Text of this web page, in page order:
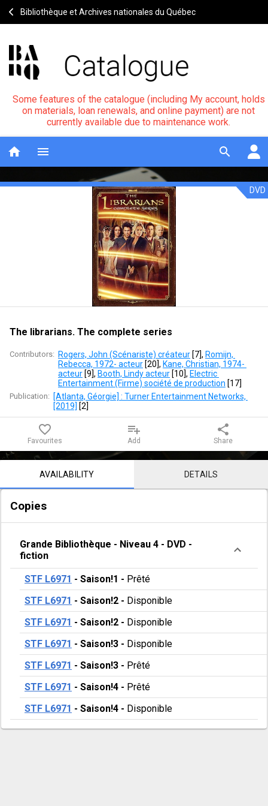
Bibliothèque et Archives nationales du Québec
Some features of the catalogue (including My account, holds
on materials, loan renewals, and online payment) are not
currently available due to maintenance work.
home menu search
DVD
The librarians. The complete series
Contributors: Rogers, John (Scénariste) créateur [7], Romijn,
Rebecca, 1972- acteur [20], Kane, Christian, 1974-
acteur [9], Booth, Lindy acteur [10], Electric
Entertainment (Firme) société de production [17]
Publication: [Atlanta, Géorgie] : Turner Entertainment Networks,
[2019] [2]
favorite_border
Favourites
playlist_add
Add
share
Share
Notice content
AVAILABILITY DETAILS
Copies
Grande Bibliothèque - Niveau 4 - DVD -
fiction
STF L6971 - Saison!1 - Prêté
STF L6971 - Saison!2 - Disponible
STF L6971 - Saison!2 - Disponible
STF L6971 - Saison!3 - Disponible
STF L6971 - Saison!3 - Prêté
STF L6971 - Saison!4 - Prêté
STF L6971 - Saison!4 - Disponible